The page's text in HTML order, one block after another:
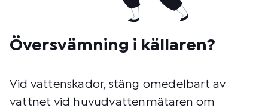
Översvämning i källaren?
Vid vattenskador, stäng omedelbart av
vattnet vid huvudvattenmätaren om